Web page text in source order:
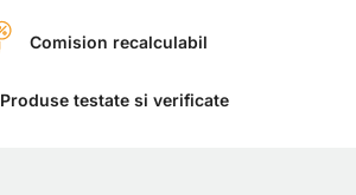
Comision recalculabil
Produse testate si verificate